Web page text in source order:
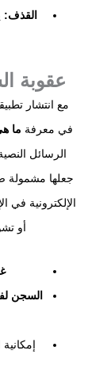
القذف:
عقوبة
مع انتشار
في معرفة ما
الرسائل
جعلها مشمولة
الإلكترونية في
أو
السجن